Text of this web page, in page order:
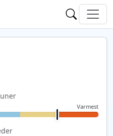
Varmest